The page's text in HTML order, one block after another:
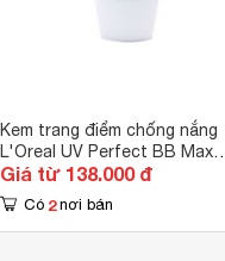
Kem trang điểm chống nắng
L'Oreal UV Perfect BB Max
30ml
Giá từ 138.000 đ
Có 2 nơi bán